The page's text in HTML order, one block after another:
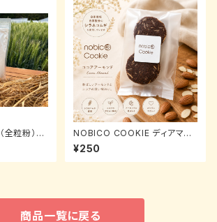
粒粉）タ
NOBICO COOKIE ディアマン
ココアアーモンド｜自家製粉全
粒粉クッキー 4枚入り
¥250
商品一覧に戻る